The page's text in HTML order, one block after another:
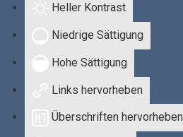
Heller Kontrast
Niedrige Sättigung
Hohe Sättigung
Links hervorheben
Überschriften hervorheben